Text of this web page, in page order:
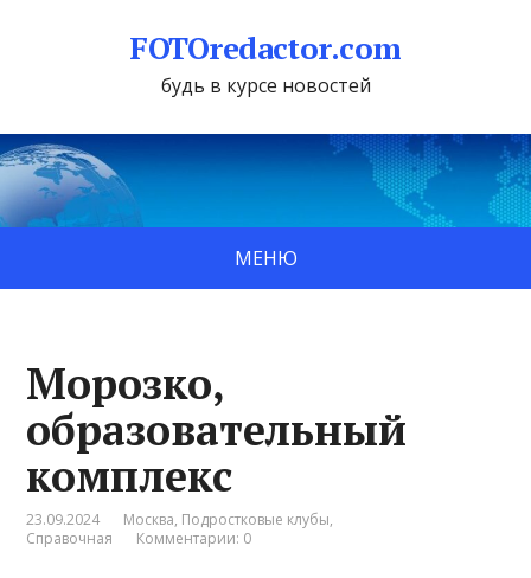
FOTOredactor.com
будь в курсе новостей
МЕНЮ
Морозко,
образовательный
комплекс
23.09.2024 Москва, Подростковые клубы,
Справочная
Комментарии: 0